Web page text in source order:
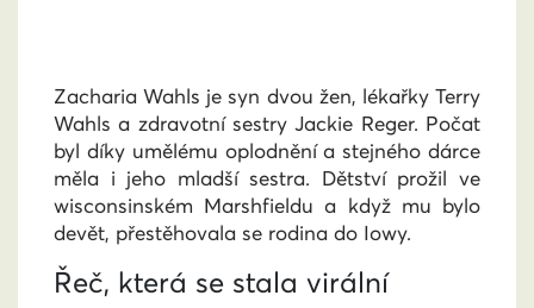
Zacharia Wahls je syn dvou žen, lékařky Terry
Wahls a zdravotní sestry Jackie Reger. Počat
byl díky umělému oplodnění a stejného dárce
měla i jeho mladší sestra. Dětství prožil ve
wisconsinském Marshfieldu a když mu bylo
devět, přestěhovala se rodina do Iowy.
Řeč, která se stala virální